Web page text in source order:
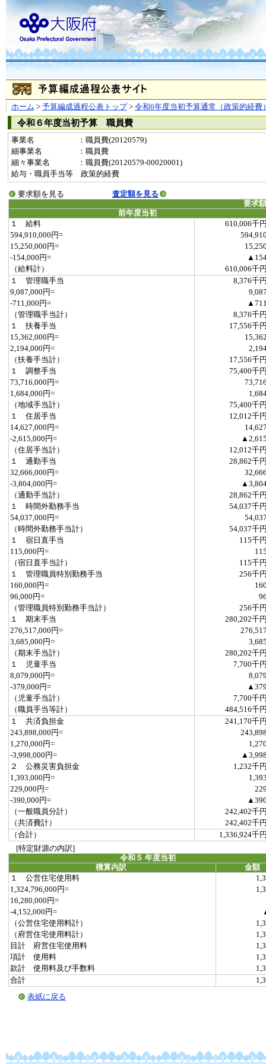
ホーム > 予算編成過程公表トップ> 令和6年度当初予算通常（政策的経費
令和６年度当初予算 職員費
事業名
：職員費(20120579)
細事業名
：職員費
細々事業名
：職員費(20120579-00020001)
給与・職員手当等 政策的経費
要求額を見る
査定額を見る
要求
前年度当初
１ 給料
610,006千
594,910,000円=
15,250,000円=
-154,000円=
（給料計）
610,006千
１ 管理職手当
8,376千
9,087,000円=
-711,000円=
（管理職手当計）
8,376千
１ 扶養手当
17,556千
15,362,000円=
2,194,000円=
（扶養手当計）
17,556千
１ 調整手当
75,400千
73,716,000円=
1,684,000円=
（地域手当計）
75,400千
１ 住居手当
12,012千
14,627,000円=
-2,615,000円=
（住居手当計）
12,012千
１ 通勤手当
28,862千
32,666,000円=
-3,804,000円=
（通勤手当計）
28,862千
１ 時間外勤務手当
54,037千
54,037,000円=
（時間外勤務手当計）
54,037千
１ 宿日直手当
115千
115,000円=
（宿日直手当計）
115千
１ 管理職員特別勤務手当
256千
160,000円=
96,000円=
（管理職員特別勤務手当計）
256千
１ 期末手当
280,202千
276,517,000円=
3,685,000円=
（期末手当計）
280,202千
１ 児童手当
7,700千
8,079,000円=
-379,000円=
（児童手当計）
7,700千
（職員手当等計）
484,516千
１ 共済負担金
241,170千
243,898,000円=
1,270,000円=
-3,998,000円=
２ 公務災害負担金
1,232千
1,393,000円=
229,000円=
-390,000円=
（一般職員分計）
242,402千
（共済費計）
242,402千
（合計）
1,336,924千
[特定財源の内訳]
令和５ 年度当初
積算内訳
金額
１ 公営住宅使用料
1,324,796,000円=
16,280,000円=
-4,152,000円=
（公営住宅使用料計）
（府営住宅使用料計）
目計 府営住宅使用料
項計 使用料
款計 使用料及び手数料
合計
表紙に戻る